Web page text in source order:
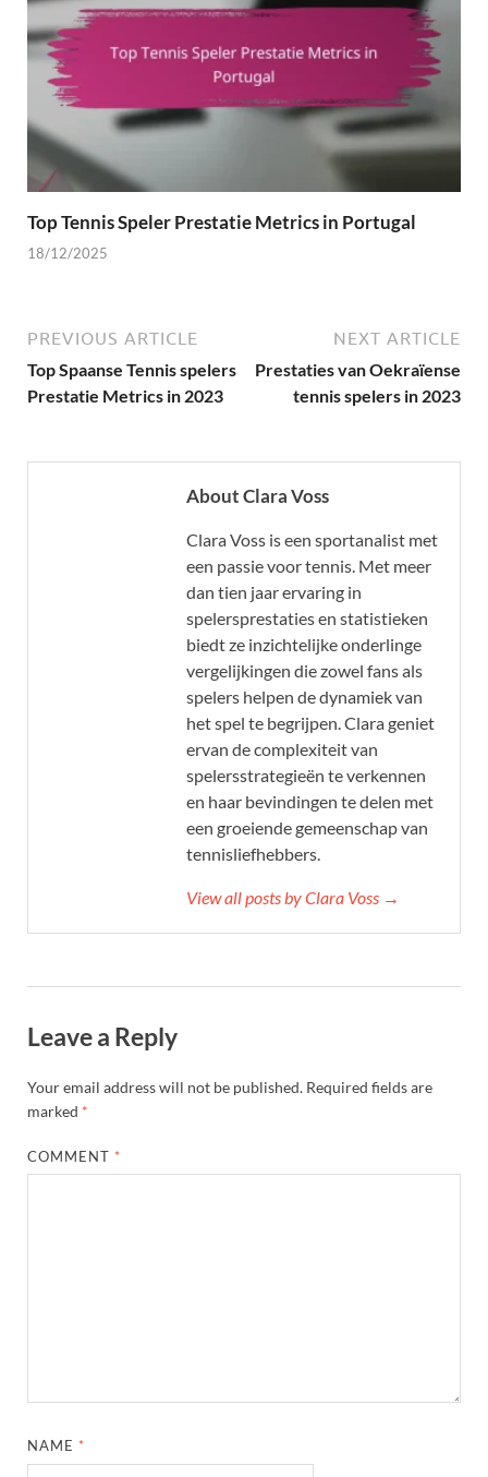
Top Tennis Speler Prestatie Metrics in Portugal
18/12/2025
PREVIOUS ARTICLE
Top Spaanse Tennis spelers
Prestatie Metrics in 2023
NEXT ARTICLE
Prestaties van Oekraïense
tennis spelers in 2023
About Clara Voss
Clara Voss is een sportanalist met
een passie voor tennis. Met meer
dan tien jaar ervaring in
spelersprestaties en statistieken
biedt ze inzichtelijke onderlinge
vergelijkingen die zowel fans als
spelers helpen de dynamiek van
het spel te begrijpen. Clara geniet
ervan de complexiteit van
spelersstrategieën te verkennen
en haar bevindingen te delen met
een groeiende gemeenschap van
tennisliefhebbers.
View all posts by Clara Voss →
Leave a Reply
Your email address will not be published. Required fields are
marked *
COMMENT *
NAME *